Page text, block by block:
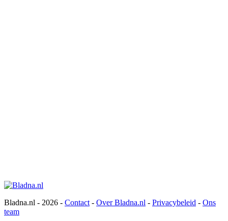
Bladna.nl - 2026 - Contact - Over Bladna.nl - Privacybeleid - Ons
team